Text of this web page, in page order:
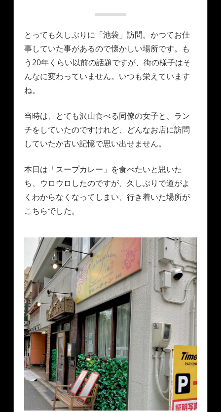
とっても久しぶりに「池袋」訪問。かつてお仕
事していた事があるので懐かしい場所です。も
う20年くらい以前の話題ですが、街の様子はそ
んなに変わっていません。いつも栄えています
ね。
当時は、とても沢山食べる同僚の女子と、ラン
チをしていたのですけれど、どんなお店に訪問
していたか古い記憶で思い出せません。
本日は「スープカレー」を食べたいと思いた
ち、ウロウロしたのですが、久しぶりで道がよ
くわからなくなってしまい、行き着いた場所が
こちらでした。